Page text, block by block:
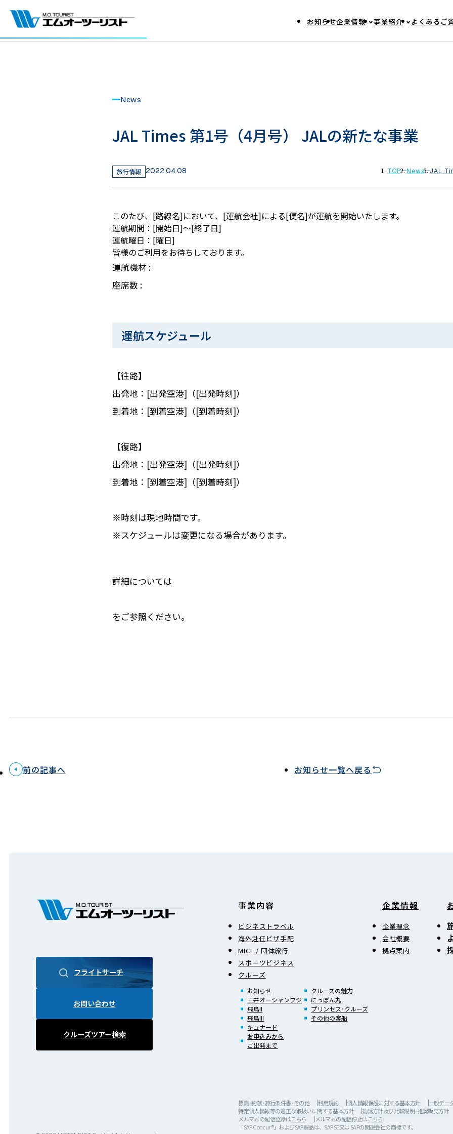
お知らせ企業情報 事業紹介 よくあるご
News
JAL Times 第1号（4月号） JALの新たな事業
旅行情報 2022.04.08 TOP News JAL
このたび、[路線名]において、[運航会社]による[便名]が運航を開始いたします。
運航期間：[開始日]～[終了日]
運航曜日：[曜日]
皆様のご利用をお待ちしております。
運航機材 :
座席数 :
運航スケジュール
【往路】
出発地：[出発空港]（[出発時刻]）
到着地：[到着空港]（[到着時刻]）
【復路】
出発地：[出発空港]（[出発時刻]）
到着地：[到着空港]（[到着時刻]）
※時刻は現地時間です。
※スケジュールは変更になる場合があります。
詳細については
をご参照ください。
前の記事へ お知らせ一覧へ戻る
フライトサーチ
お問い合わせ
クルーズツアー検索
事業内容
ビジネストラベル
海外赴任ビザ手配
MICE / 団体旅行
スポーツビジネス
クルーズ
お知らせ
三井オーシャンフジ
飛鳥II
飛鳥III
キュナード
お申込みから
ご出発まで
クルーズの魅力
にっぽん丸
プリンセス･クルーズ
その他の客船
企業情報
企業理念
会社概要
拠点案内
標識･約款･旅行条件書･その他 利用規約 個人情報保護に対する基本方針
一般デー
特定個人情報等の適正な取扱いに関する基本方針
勧誘方針及び比較説明･推奨販売方針
メルマガの配信登録はこちら メルマガの配信停止はこちら
「SAP Concur®」およびSAP製品は、SAP SE又は SAPの関連会社の商標です。